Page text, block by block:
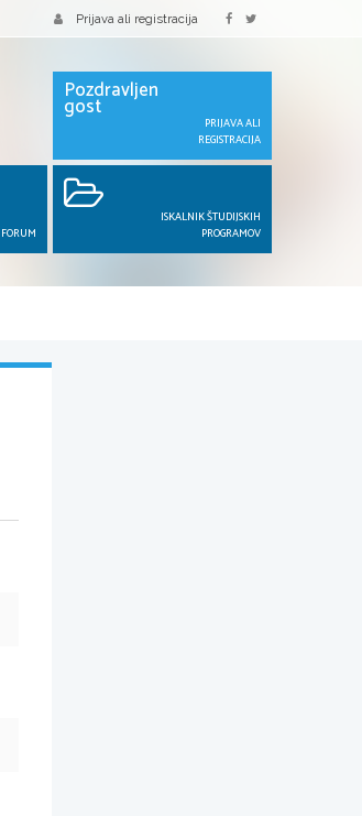
Prijava ali registracija
Pozdravljen
gost
PRIJAVA ALI
REGISTRACIJA
FORUM
ISKALNIK ŠTUDIJSKIH
PROGRAMOV